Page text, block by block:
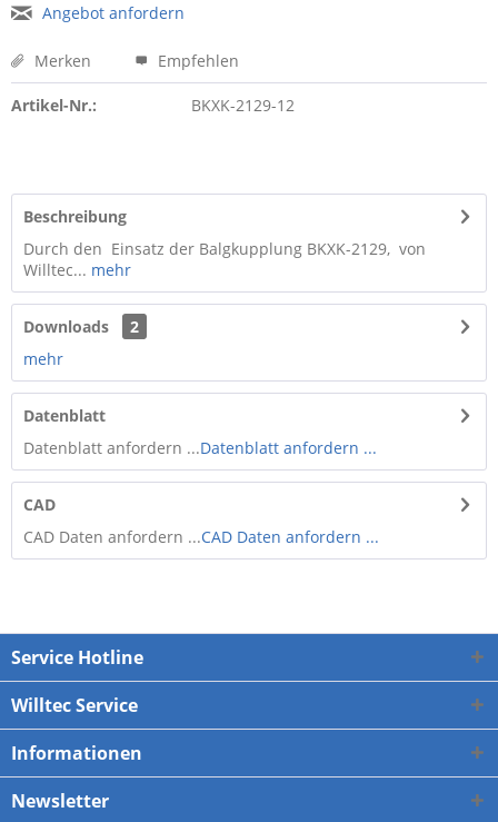
Angebot anfordern
Merken Empfehlen
Artikel-Nr.: BKXK-2129-12
Beschreibung
Durch den Einsatz der Balgkupplung BKXK-2129, von
Willtec... mehr
Downloads
2
mehr
Datenblatt
Datenblatt anfordern ...Datenblatt anfordern ...
CAD
CAD Daten anfordern ...CAD Daten anfordern ...
Service Hotline
Willtec Service
Informationen
Newsletter